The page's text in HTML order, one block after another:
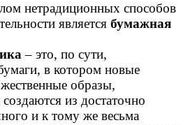
нетрадиционных способов
является бумажная
– это, по сути,
в котором новые
образы,
из достаточно
и к тому же весьма